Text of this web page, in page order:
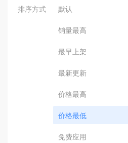
排序方式 默认
销量最高
最早上架
最新更新
价格最高
价格最低
免费应用